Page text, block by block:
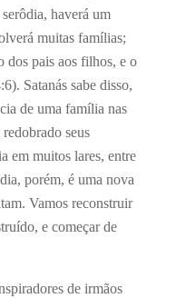
haverá um
muitas famílias;
dos pais aos filhos, e o
Satanás sabe disso,
de uma família nas
seus
em muitos lares, entre
porém, é uma nova
Vamos reconstruir
e começar de
de irmãos